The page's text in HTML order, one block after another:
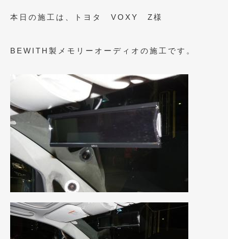
2023年10月 (2)
2023年8月(2)
2023年4月(1)
2022年12月 (1)
2022年10月(2)
2022年8月
2022年4月(2)
2022年1月(3)
2021年12月(2)
2021年8月(2)
2021年7月 (7)
本日の施工は、トヨタ VOXY Z様
BEWITH製メモリーオーディオの施工です。